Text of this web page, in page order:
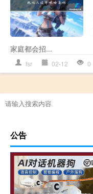
家庭都会招...
fsr 02-12 0
公告